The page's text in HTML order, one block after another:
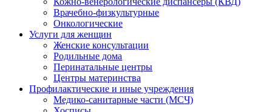
Врачебно-физкультурные
Онкологические
Услуги для женщин
Женские консультации
Родильные дома
Перинатальные центры
Центры материнства
Профилактические и иные учреждения
Медико-санитарные части (МСЧ)